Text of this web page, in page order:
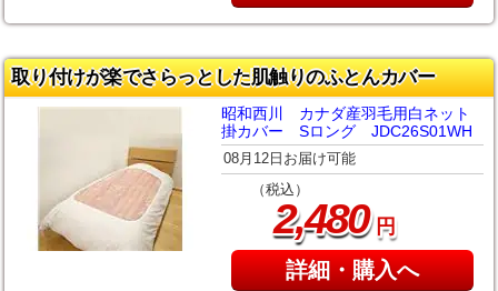
取り付けが楽でさらっとした肌触りのふとんカバー
昭和西川 カナダ産羽毛用白ネット
掛カバー Sロング JDC26S01WH
08月12日お届け可能
（税込）
2,480円
詳細・購入へ